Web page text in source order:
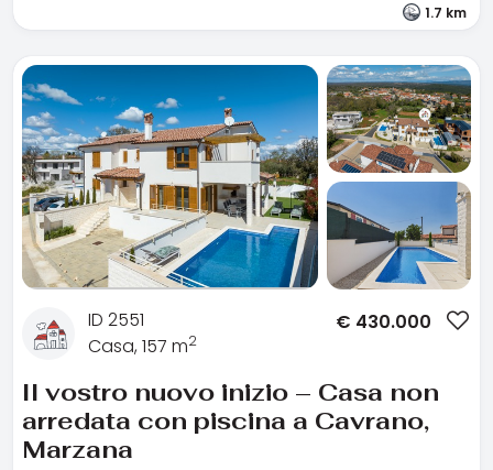
1.7 km
ID 2551
Casa, 157 m2
€ 430.000
Il vostro nuovo inizio – Casa non
arredata con piscina a Cavrano,
Marzana